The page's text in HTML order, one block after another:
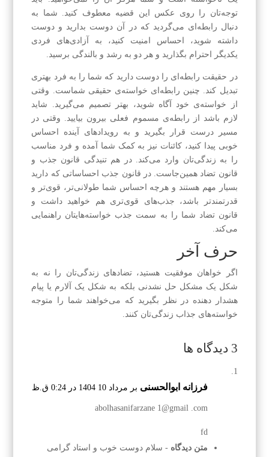
توجه‌تان را روی عکس این قضیه معطوف کنید. شما به
دنبال رابطه‌ای می‌گردید که در آن دوست بدارید و دوست
داشته شوید، احساس امنیت کنید، به آزادی‌های فردی
یکدیگر احترام بگذارید و هر دو به رشد و بالندگی برسید.
در حقیقت رابطه‌ای را دوست دارید که شما را به فرد بهتری
تبدیل کند. چنین رابطه‌ای خواسته‌ی حقیقی شماست. وقتی
از خواسته‌ی خود آگاه شوید، بهتر تصمیم می‌گیرید. شاید
لازم باشد از رابطه‌ی مسموم فعلی بیرون بیایید. وقتی در
مسیر درست قرار بگیرید و به رویدادهای آینده احساس
خوبی پیدا کنید، کائنات نیز به کمک شما آمده و فرد مناسب
را به زندگی‌تان وارد می‌کند. در هم تنیدگی قانون جذب و
قانون تضاد همین‌جاست. در قانون جذب احساساتی که دارید
بسیار مهم هستند و هرچه احساس شما طولانی‌تر، قوی‌تر و
قدرتمند‌تر باشد، جذب‌های قوی‌تری هم خواهید داشت و
قانون تضاد شما را به سمت جذب خواسته‌هایتان راهنمایی
می‌کند.
حرف آخر
اگر خواهان موفقیت هستید، تضادهای زندگی‌تان را نه به
شکل یک مشکل حل نشدنی بلکه به شکل یک آلارم یا پیام
هشدار دهنده در نظر بگیرید که می‌خواهند شما را متوجه
خواسته‌های جذاب زندگی‌تان کنند.
3 دیدگاه ها
فرزانه ابوالحسنی بر مرداد 10 1404 در 0:24 ق.ظ
abolhasanifarzane 1@gmail .com
fd
متن دیدگاه - سلام دوست خوب و استاد گرامی